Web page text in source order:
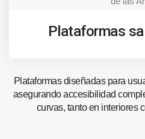
Plataformas
Plataformas diseñadas para
asegurando accesibilidad
curvas, tanto en interiores